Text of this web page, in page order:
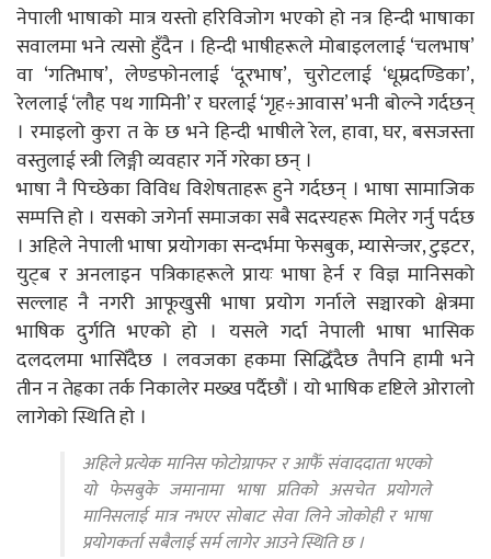
नेपाली भाषाको मात्र यस्तो हरिविजोग भएको हो नत्र हिन्दी भाषाका
सवालमा भने त्यसो हुँदैन । हिन्दी भाषीहरूले मोबाइललाई ‘चलभाष’
वा ‘गतिभाष’, लेण्डफोनलाई ‘दूरभाष’, चुरोटलाई ‘धूम्रदण्डिका’,
रेललाई ‘लौह पथ गामिनी’ र घरलाई ‘गृह÷आवास’ भनी बोल्ने गर्दछन्
। रमाइलो कुरा त के छ भने हिन्दी भाषीले रेल, हावा, घर, बसजस्ता
वस्तुलाई स्त्री लिङ्गी व्यवहार गर्ने गरेका छन् ।
भाषा नै पिच्छेका विविध विशेषताहरू हुने गर्दछन् । भाषा सामाजिक
सम्पत्ति हो । यसको जगेर्ना समाजका सबै सदस्यहरू मिलेर गर्नु पर्दछ
। अहिले नेपाली भाषा प्रयोगका सन्दर्भमा फेसबुक, म्यासेन्जर, टुइटर,
युट्ब र अनलाइन पत्रिकाहरूले प्रायः भाषा हेर्न र विज्ञ मानिसको
सल्लाह नै नगरी आफूखुसी भाषा प्रयोग गर्नाले सञ्चारको क्षेत्रमा
भाषिक दुर्गति भएको हो । यसले गर्दा नेपाली भाषा भासिक
दलदलमा भासिँदैछ । लवजका हकमा सिद्धिँदैछ तैपनि हामी भने
तीन न तेह्रका तर्क निकालेर मख्ख पर्दैछौं । यो भाषिक दृष्टिले ओरालो
लागेको स्थिति हो ।
अहिले प्रत्येक मानिस फोटोग्राफर र आफैँ संवाददाता भएको
यो फेसबुके जमानामा भाषा प्रतिको असचेत प्रयोगले
मानिसलाई मात्र नभएर सोबाट सेवा लिने जोकोही र भाषा
प्रयोगकर्ता सबैलाई सर्म लागेर आउने स्थिति छ ।